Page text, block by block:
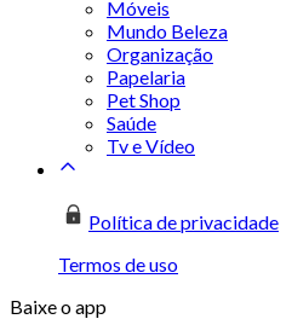
Móveis
Mundo Beleza
Organização
Papelaria
Pet Shop
Saúde
Tv e Vídeo
Política de privacidade
Termos de uso
Baixe o app